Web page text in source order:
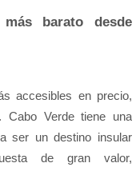
barato desde
accesibles en precio,
Cabo Verde tiene una
ser un destino insular
de gran valor,